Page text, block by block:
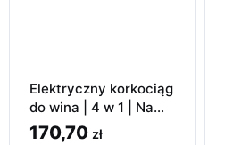
Elektryczny korkociąg
do wina | 4 w 1 | Na
prezent
170,70 zł